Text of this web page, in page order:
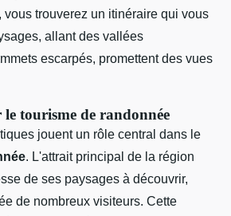
vous trouverez un itinéraire qui vous
allant des vallées
escarpés, promettent des vues
tourisme de randonnée
jouent un rôle central dans le
. L'attrait principal de la région
de ses paysages à découvrir,
de nombreux visiteurs. Cette